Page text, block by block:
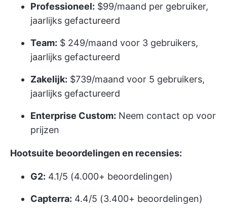
Professioneel: $99/maand per gebruiker,
jaarlijks gefactureerd
Team: $ 249/maand voor 3 gebruikers,
jaarlijks gefactureerd
Zakelijk: $739/maand voor 5 gebruikers,
jaarlijks gefactureerd
Enterprise Custom: Neem contact op voor
prijzen
Hootsuite beoordelingen en recensies:
G2: 4.1/5 (4.000+ beoordelingen)
Capterra: 4.4/5 (3.400+ beoordelingen)